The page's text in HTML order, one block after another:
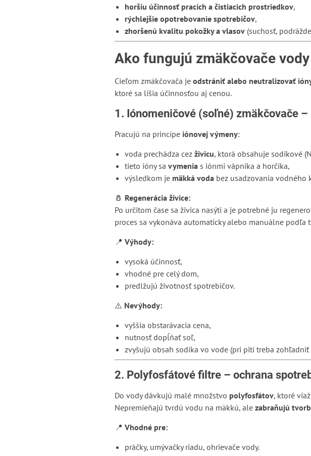
horšiu účinnosť pracích a čistiacich prostriedkov,
rýchlejšie opotrebovanie spotrebičov,
zhoršenú kvalitu pokožky a vlasov(suchosť,
Ako fungujú zmäkčovače vody
Cieľom zmäkčovača je odstrániť alebo neutralizovať
ktoré sa líšia účinnosťou aj cenou.
1. Iónomeničové (soľné) zmäkčovače
Pracujú na princípe iónovej výmeny:
voda prechádza cez živicu, ktorá obsahuje sodíkové
tieto ióny sa vymenias iónmi vápnika a horčíka,
výsledkom je mäkká vodabez usadzovania vodného
🧂 Regenerácia živice:
Po určitom čase sa živica nasýti a je potrebné ju
proces sa vykonáva automaticky alebo manuálne podľa
📍 Výhody:
vysoká účinnosť,
vhodné pre celý dom,
predlžujú životnosť spotrebičov.
⚠️ Nevýhody:
vyššia obstarávacia cena,
nutnosť dopĺňať soľ,
zvyšujú obsah sodíka vo vode (pri pití treba
2. Polyfosfátové filtre – ochrana
Do vody dávkujú malé množstvo polyfosfátov, ktoré
Nepremieňajú tvrdú vodu na mäkkú, ale zabraňujú
📍 Vhodné pre:
práčky, umývačky riadu, ohrievače vody.